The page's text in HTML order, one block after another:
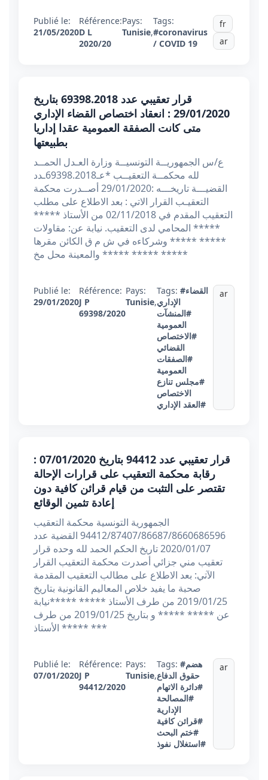
Publié le:
21/05/2020
Référence:
D L
2020/20
Pays:
Tunisie,
Tags:
#coronavirus
/ COVID 19
fr
ar
قرار تعقيبي عدد 69398.2018 بتاريخ
29/01/2020 : انعقاد اختصاص القضاء الإداري
متى كانت الصفقة العمومية عقدا إداريا
بطبيعتها
ع/س الجمهوريــة التونسيــة وزارة العـدل الحمــد
لله محكمــة التعقيــب *عـ69398.2018ـدد
القضيـــة تاريخـــه :29/01/2020 أصــدرت محكمة
التعقيـب القرار الاتي : بعد الاطلاع على مطلب
التعقيب المقدم في 02/11/2018 من الأستاذ *****
***** المحامي لدى التعقيب. نيابة عن: مقاولات
***** ***** وشركاءه في ش م ق الكائن مقرها
***** ***** ***** والمعينة محل مخ
Publié le:
29/01/2020
Référence:
J P
69398/2020
Pays:
Tunisie,
Tags: #القضاء
الإداري
#المنشآت
العمومية
#الاختصاص
القضائي
#الصفقات
العمومية
#مجلس تنازع
الاختصاص
#العقد الإداري
ar
قرار تعقيبي عدد 94412 بتاريخ 07/01/2020 :
رقابة محكمة التعقيب على قرارات الإحالة
تقتصر على التثبت من قيام قرائن كافية دون
إعادة تثمين الوقائع
الجمهورية التونسية محكمة التعقيب
94412/87407/86687/8660686596 القضية عدد
2020/01/07 تاريخ الحكم الحمد لله وحده قرار
تعقيب مني جزائي أصدرت محكمة التعقيب القرار
الآتي: بعد الاطلاع على مطالب التعقيب المقدمة
صحبة ما يفيد خلاص المعاليم القانونية بتاريخ
2019/01/25 من طرف الأستاذ ***** *****نيابة
عن ***** ***** و بتاريخ 2019/01/25 من طرف
الأستاذ ***** ***
Publié le:
07/01/2020
Référence:
J P
94412/2020
Pays:
Tunisie,
Tags: #هضم
حقوق الدفاع
#دائرة الاتهام
#المصالحة
الإدارية
#قرائن كافية
#ختم البحث
#استغلال نفوذ
ar